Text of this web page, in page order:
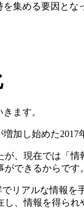
を集める要因と
ます。
加し始めた
、現在では「
できるからです。
でリアルな情報
、情報を得ら